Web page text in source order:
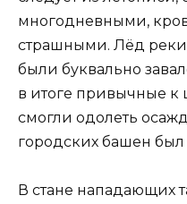
многодневными,
страшными. Лёд реки
были буквально
в итоге привычные к
смогли одолеть
городских башен
В стане нападающих